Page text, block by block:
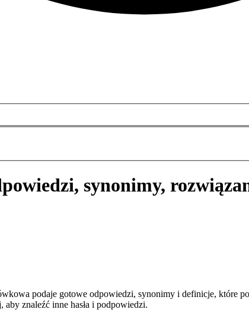
synonimy,
podaje gotowe odpowiedzi, synonimy i definicje, które
znaleźć inne hasła i podpowiedzi.